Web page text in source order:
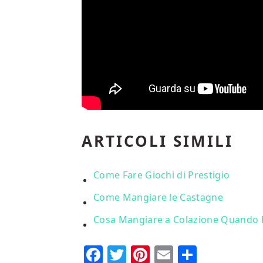
ARTICOLI SIMILI
Come Fare Giochi di Prestigio
Come Mangiare le Castagne
Cosa Mangiare a Colazione Quando
Facebook
Twitter
Pinterest
Email